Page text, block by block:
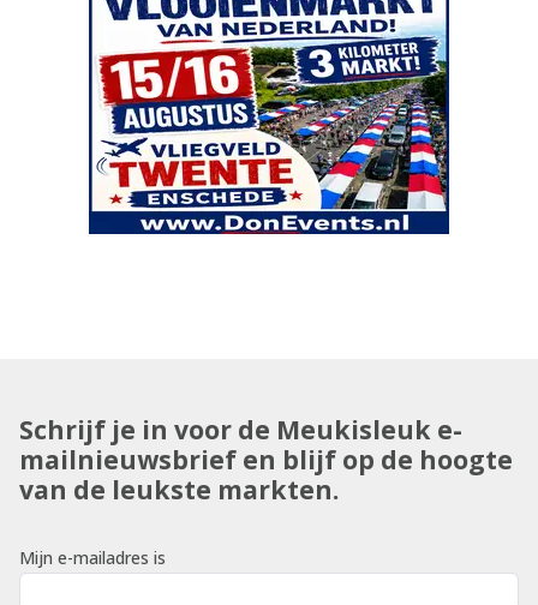
Schrijf je in voor de Meukisleuk e-
mailnieuwsbrief en blijf op de hoogte
van de leukste markten.
Mijn e-mailadres is